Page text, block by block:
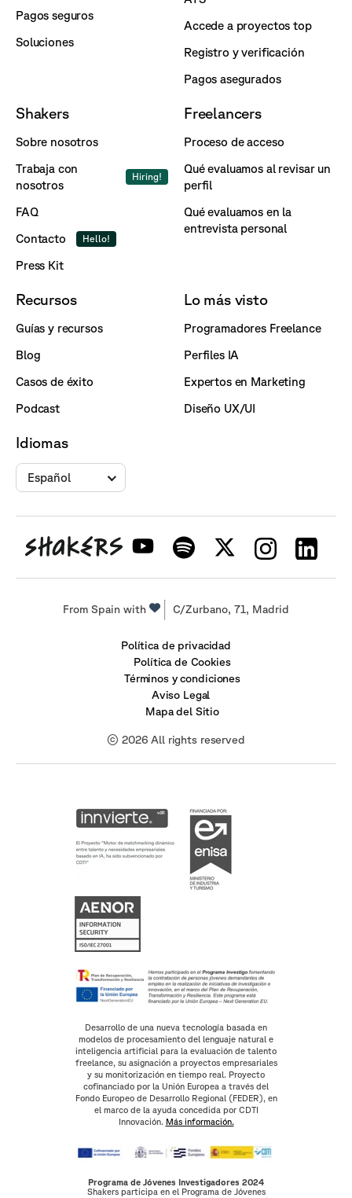
Pagos seguros
Soluciones
Accede a proyectos top
Registro y verificación
Pagos asegurados
Shakers
Sobre nosotros
Trabaja con
nosotros
Hiring!
FAQ
Contacto
Hello!
Press Kit
Freelancers
Proceso de acceso
Qué evaluamos al revisar un
perfil
Qué evaluamos en la
entrevista personal
Recursos
Guías y recursos
Blog
Casos de éxito
Podcast
Lo más visto
Programadores Freelance
Perfiles IA
Expertos en Marketing
Diseño UX/UI
Idiomas
Español
From Spain with C/Zurbano, 71, Madrid
Política de privacidad
Política de Cookies
Términos y condiciones
Aviso Legal
Mapa del Sitio
© 2026 All rights reserved
Desarrollo de una nueva tecnología basada en
modelos de procesamiento del lenguaje natural e
inteligencia artificial para la evaluación de talento
freelance, su asignación a proyectos empresariales
y su monitorización en tiempo real. Proyecto
cofinanciado por la Unión Europea a través del
Fondo Europeo de Desarrollo Regional (FEDER), en
el marco de la ayuda concedida por CDTI
Innovación. Más información.
Programa de Jóvenes Investigadores 2024
Shakers participa en el Programa de Jóvenes